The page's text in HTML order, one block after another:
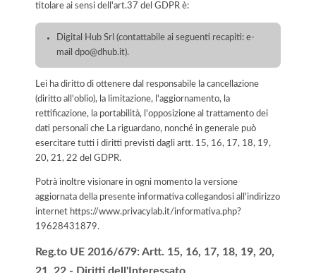
titolare ai sensi dell'art.37 del GDPR è:
Digital Hub Srl (contattabile ai seguenti recapiti: e-
mail dpo@dhub.it).
Lei ha diritto di ottenere dal responsabile la cancellazione
(diritto all'oblio), la limitazione, l'aggiornamento, la
rettificazione, la portabilità, l'opposizione al trattamento dei
dati personali che La riguardano, nonché in generale può
esercitare tutti i diritti previsti dagli artt. 15, 16, 17, 18, 19,
20, 21, 22 del GDPR.
Potrà inoltre visionare in ogni momento la versione
aggiornata della presente informativa collegandosi all'indirizzo
internet https://www.privacylab.it/informativa.php?
19628431879.
Reg.to UE 2016/679: Artt. 15, 16, 17, 18, 19, 20,